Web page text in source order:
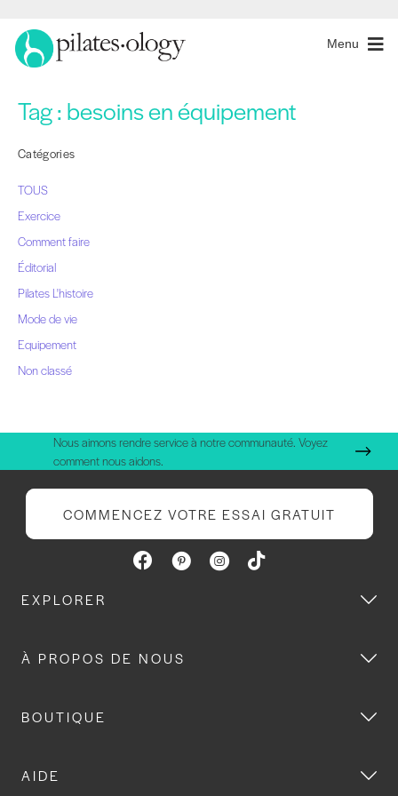
Menu
Tag :besoins en équipement
Catégories
TOUS
Exercice
Comment faire
Éditorial
Pilates L'histoire
Mode de vie
Equipement
Non classé
Nous aimons rendre service à notre communauté. Voyez
comment nous aidons.
COMMENCEZ VOTRE ESSAI GRATUIT
EXPLORER
À PROPOS DE NOUS
BOUTIQUE
AIDE